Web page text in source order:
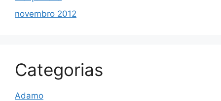
novembro 2012
Categorias
Adamo